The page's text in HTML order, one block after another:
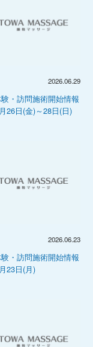
2026.06.29
・訪問施術開始情報
26日(金)～28日(日)
2026.06.23
・訪問施術開始情報
23日(月)